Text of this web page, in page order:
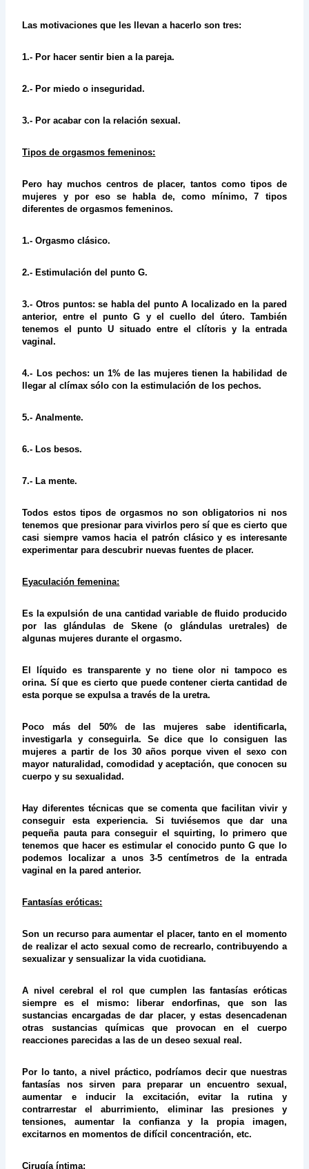
Las motivaciones que les llevan a hacerlo son tres:
1.- Por hacer sentir bien a la pareja.
2.- Por miedo o inseguridad.
3.- Por acabar con la relación sexual.
Tipos de orgasmos femeninos:
Pero hay muchos centros de placer, tantos como tipos de
mujeres y por eso se habla de, como mínimo, 7 tipos
diferentes de orgasmos femeninos.
1.- Orgasmo clásico.
2.- Estimulación del punto G.
3.- Otros puntos: se habla del punto A localizado en la pared
anterior, entre el punto G y el cuello del útero. También
tenemos el punto U situado entre el clítoris y la entrada
vaginal.
4.- Los pechos: un 1% de las mujeres tienen la habilidad de
llegar al clímax sólo con la estimulación de los pechos.
5.- Analmente.
6.- Los besos.
7.- La mente.
Todos estos tipos de orgasmos no son obligatorios ni nos
tenemos que presionar para vivirlos pero sí que es cierto que
casi siempre vamos hacia el patrón clásico y es interesante
experimentar para descubrir nuevas fuentes de placer.
Eyaculación femenina:
Es la expulsión de una cantidad variable de fluido producido
por las glándulas de Skene (o glándulas uretrales) de
algunas mujeres durante el orgasmo.
El líquido es transparente y no tiene olor ni tampoco es
orina. Sí que es cierto que puede contener cierta cantidad de
esta porque se expulsa a través de la uretra.
Poco más del 50% de las mujeres sabe identificarla,
investigarla y conseguirla. Se dice que lo consiguen las
mujeres a partir de los 30 años porque viven el sexo con
mayor naturalidad, comodidad y aceptación, que conocen su
cuerpo y su sexualidad.
Hay diferentes técnicas que se comenta que facilitan vivir y
conseguir esta experiencia. Si tuviésemos que dar una
pequeña pauta para conseguir el squirting, lo primero que
tenemos que hacer es estimular el conocido punto G que lo
podemos localizar a unos 3-5 centímetros de la entrada
vaginal en la pared anterior.
Fantasías eróticas:
Son un recurso para aumentar el placer, tanto en el momento
de realizar el acto sexual como de recrearlo, contribuyendo a
sexualizar y sensualizar la vida cuotidiana.
A nivel cerebral el rol que cumplen las fantasías eróticas
siempre es el mismo: liberar endorfinas, que son las
sustancias encargadas de dar placer, y estas desencadenan
otras sustancias químicas que provocan en el cuerpo
reacciones parecidas a las de un deseo sexual real.
Por lo tanto, a nivel práctico, podríamos decir que nuestras
fantasías nos sirven para preparar un encuentro sexual,
aumentar e inducir la excitación, evitar la rutina y
contrarrestar el aburrimiento, eliminar las presiones y
tensiones, aumentar la confianza y la propia imagen,
excitarnos en momentos de difícil concentración, etc.
Cirugía íntima: